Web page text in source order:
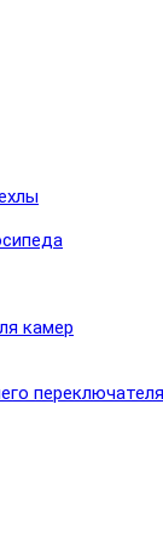
камер
переключателя